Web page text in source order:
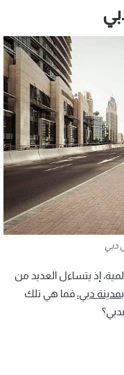
دبي
إذ يتساءل العديد من
دبي،فما هي تلك